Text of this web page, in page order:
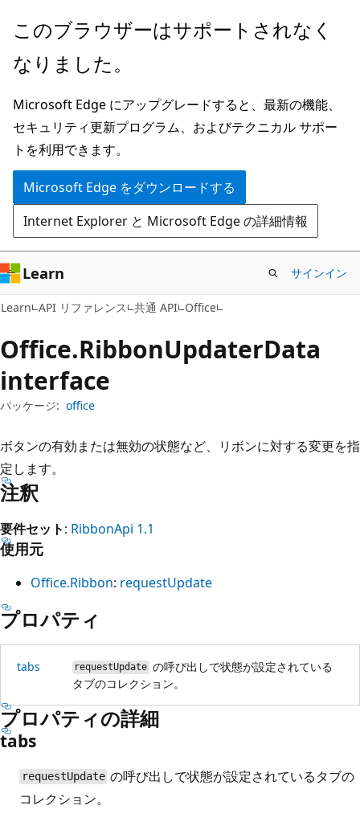
メ
ン
ン
テ
ン
ツ
に
ス
キ
ッ
プ
ペ
ジ
ナ
ビ
ゲ
ー
シ
ョ
ン
に
ス
キ
ッ
プ
このブラウザーはサポートされなく
なりました。
Microsoft Edge にアップグレードすると、最新の機能、
セキュリティ更新プログラム、およびテクニカル サポー
トを利用できます。
Microsoft Edge をダウンロードする
Internet Explorer と Microsoft Edge の詳細情報
Learn サインイン
Learn API リファレンス 共通 API Office
Office.RibbonUpdaterData
interface
パッケージ: office
ボタンの有効または無効の状態など、リボンに対する変更を指
定します。
注釈
要件セット: RibbonApi 1.1
使用元
Office.Ribbon: requestUpdate
プロパティ
tabs requestUpdate の呼び出しで状態が設定されている
タブのコレクション。
プロパティの詳細
tabs
requestUpdate の呼び出しで状態が設定されているタブの
コレクション。